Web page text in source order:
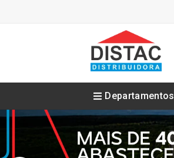
Departamentos